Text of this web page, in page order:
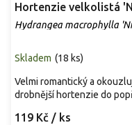
Hortenzie velkolistá
Hydrangea macrophylla
Skladem (18 ks)
119 Kč / ks
Velmi romantický a
drobnější hortenzie do